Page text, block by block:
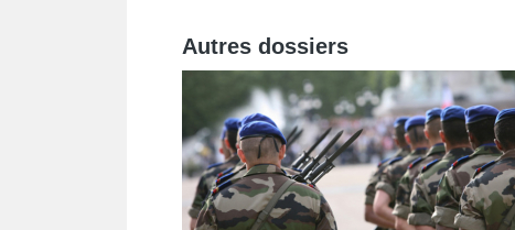
Autres dossiers